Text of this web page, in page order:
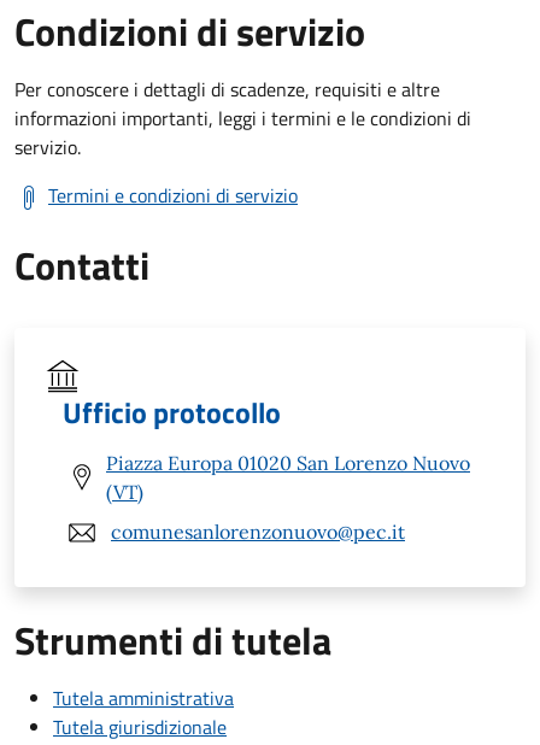
Condizioni di servizio
Per conoscere i dettagli di scadenze, requisiti e altre
informazioni importanti, leggi i termini e le condizioni di
servizio.
Termini e condizioni di servizio
Contatti
Ufficio protocollo
Piazza Europa 01020 San Lorenzo Nuovo
(VT)
comunesanlorenzonuovo@pec.it
Strumenti di tutela
Tutela amministrativa
Tutela giurisdizionale